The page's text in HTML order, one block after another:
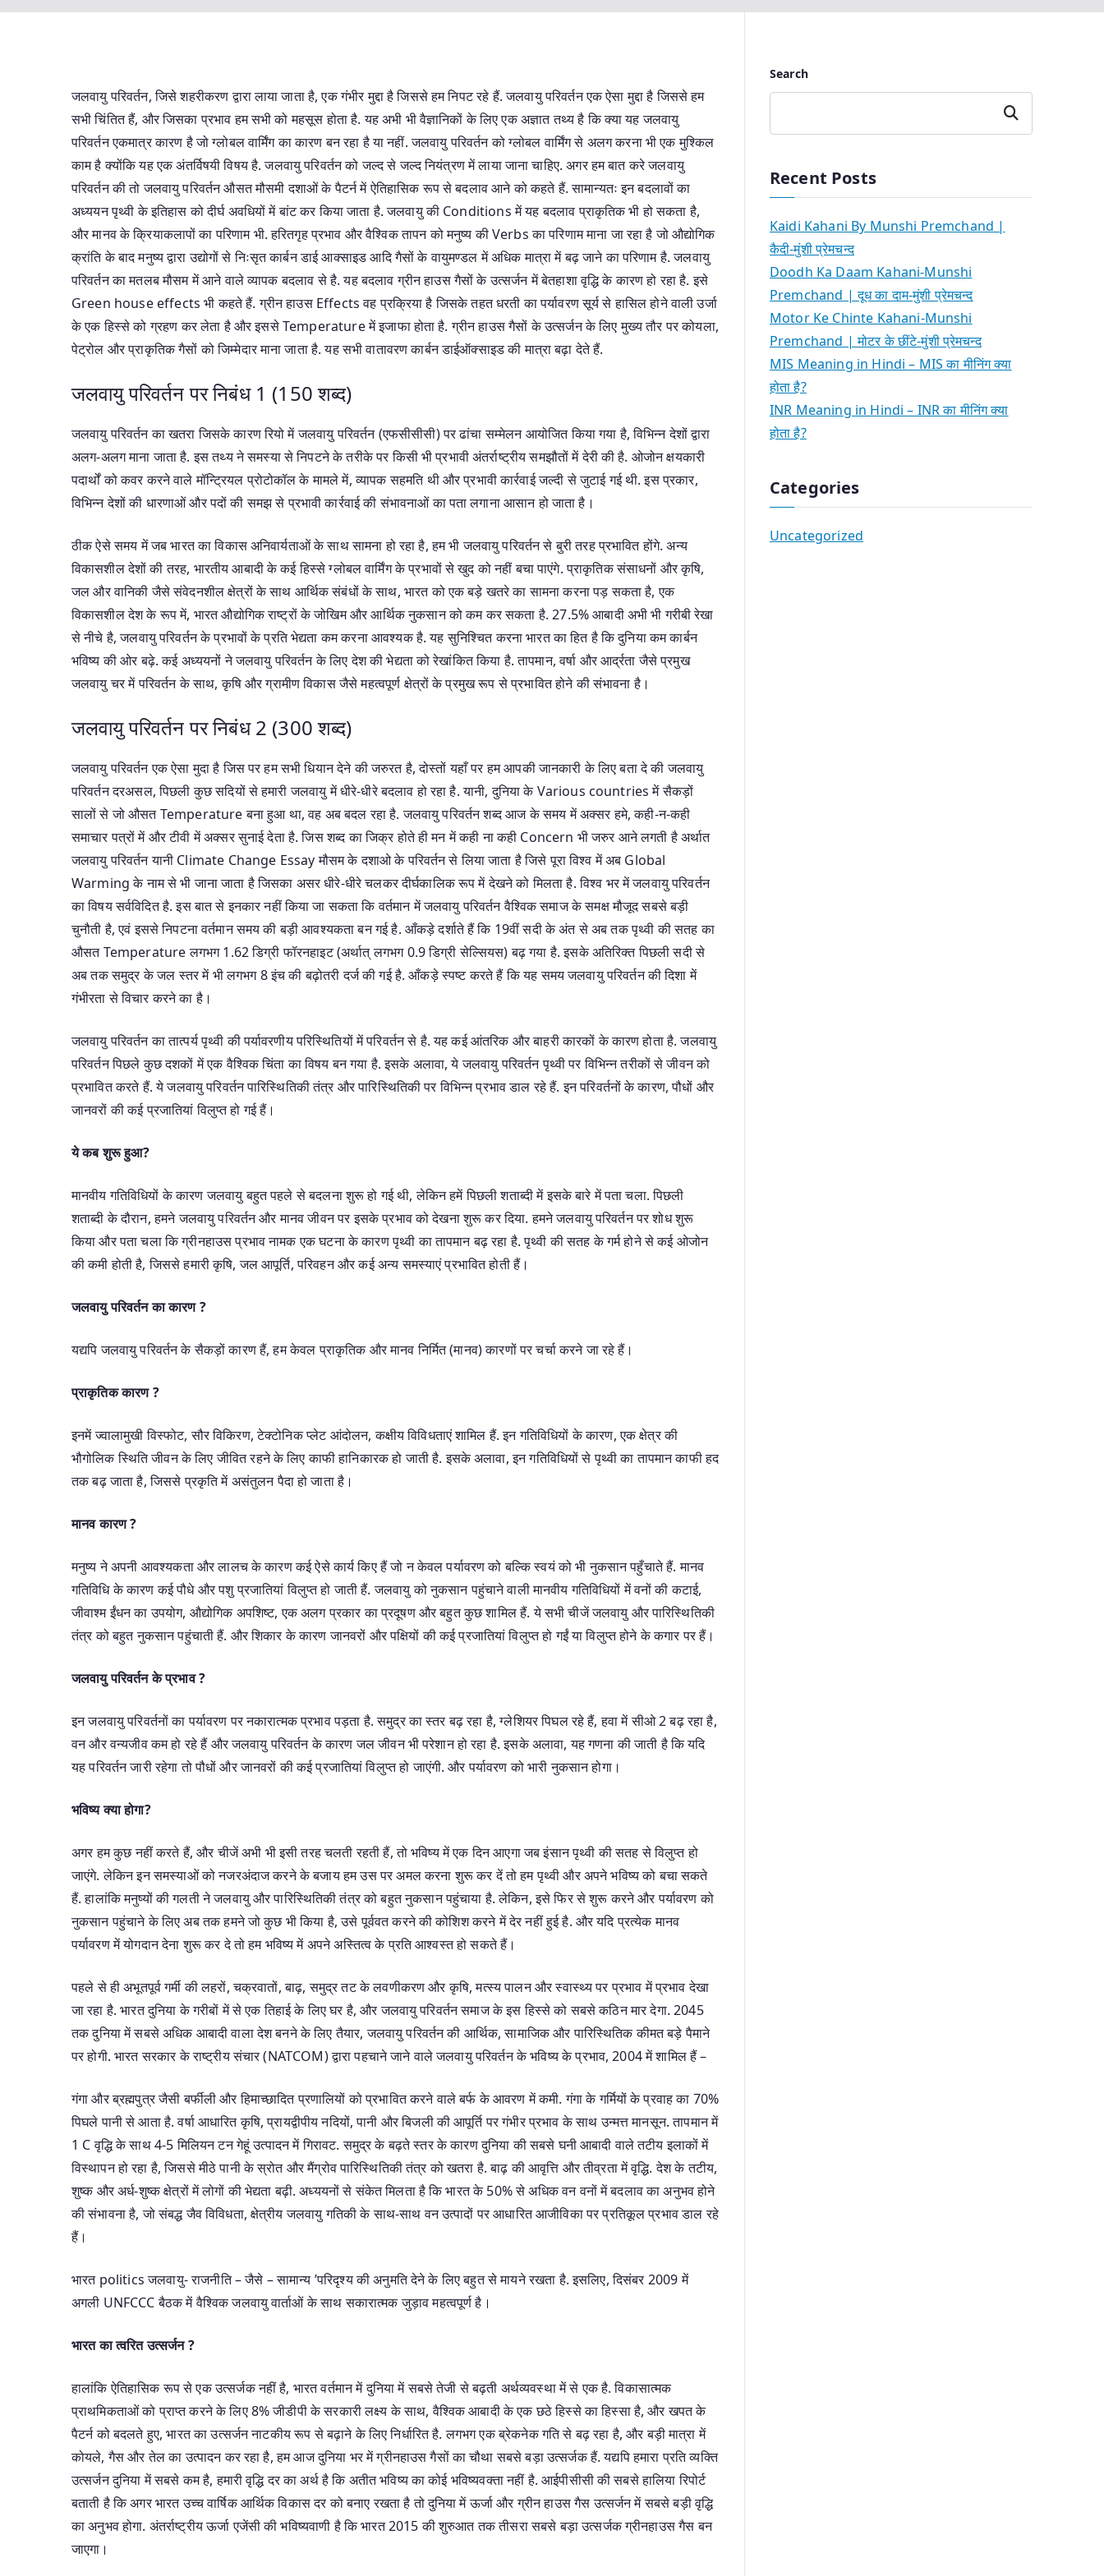
जलवायु परिवर्तन, जिसे शहरीकरण द्वारा लाया जाता है, एक गंभीर मुद्दा है जिससे हम निपट रहे हैं. जलवायु परिवर्तन एक ऐसा मुद्दा है जिससे हम
सभी चिंतित हैं, और जिसका प्रभाव हम सभी को महसूस होता है. यह अभी भी वैज्ञानिकों के लिए एक अज्ञात तथ्य है कि क्या यह जलवायु
परिवर्तन एकमात्र कारण है जो ग्लोबल वार्मिंग का कारण बन रहा है या नहीं. जलवायु परिवर्तन को ग्लोबल वार्मिंग से अलग करना भी एक मुश्किल
काम है क्योंकि यह एक अंतर्विषयी विषय है. जलवायु परिवर्तन को जल्द से जल्द नियंत्रण में लाया जाना चाहिए. अगर हम बात करे जलवायु
परिवर्तन की तो जलवायु परिवर्तन औसत मौसमी दशाओं के पैटर्न में ऐतिहासिक रूप से बदलाव आने को कहते हैं. सामान्यतः इन बदलावों का
अध्ययन पृथ्वी के इतिहास को दीर्घ अवधियों में बांट कर किया जाता है. जलवायु की Conditions में यह बदलाव प्राकृतिक भी हो सकता है,
और मानव के क्रियाकलापों का परिणाम भी. हरितगृह प्रभाव और वैश्विक तापन को मनुष्य की Verbs का परिणाम माना जा रहा है जो औद्योगिक
क्रांति के बाद मनुष्य द्वारा उद्योगों से निःसृत कार्बन डाई आक्साइड आदि गैसों के वायुमण्डल में अधिक मात्रा में बढ़ जाने का परिणाम है. जलवायु
परिवर्तन का मतलब मौसम में आने वाले व्यापक बदलाव से है. यह बदलाव ग्रीन हाउस गैसों के उत्सर्जन में बेतहाशा वृद्धि के कारण हो रहा है. इसे
Green house effects भी कहते हैं. ग्रीन हाउस Effects वह प्रक्रिया है जिसके तहत धरती का पर्यावरण सूर्य से हासिल होने वाली उर्जा
के एक हिस्से को ग्रहण कर लेता है और इससे Temperature में इजाफा होता है. ग्रीन हाउस गैसों के उत्सर्जन के लिए मुख्य तौर पर कोयला,
पेट्रोल और प्राकृतिक गैसों को जिम्मेदार माना जाता है. यह सभी वातावरण कार्बन डाईऑक्साइड की मात्रा बढ़ा देते हैं.
जलवायु परिवर्तन पर निबंध 1 (150 शब्द)
जलवायु परिवर्तन का खतरा जिसके कारण रियो में जलवायु परिवर्तन (एफसीसीसी) पर ढांचा सम्मेलन आयोजित किया गया है, विभिन्न देशों द्वारा
अलग-अलग माना जाता है. इस तथ्य ने समस्या से निपटने के तरीके पर किसी भी प्रभावी अंतर्राष्ट्रीय समझौतों में देरी की है. ओजोन क्षयकारी
पदार्थों को कवर करने वाले मॉन्ट्रियल प्रोटोकॉल के मामले में, व्यापक सहमति थी और प्रभावी कार्रवाई जल्दी से जुटाई गई थी. इस प्रकार,
विभिन्न देशों की धारणाओं और पदों की समझ से प्रभावी कार्रवाई की संभावनाओं का पता लगाना आसान हो जाता है।
ठीक ऐसे समय में जब भारत का विकास अनिवार्यताओं के साथ सामना हो रहा है, हम भी जलवायु परिवर्तन से बुरी तरह प्रभावित होंगे. अन्य
विकासशील देशों की तरह, भारतीय आबादी के कई हिस्से ग्लोबल वार्मिंग के प्रभावों से खुद को नहीं बचा पाएंगे. प्राकृतिक संसाधनों और कृषि,
जल और वानिकी जैसे संवेदनशील क्षेत्रों के साथ आर्थिक संबंधों के साथ, भारत को एक बड़े खतरे का सामना करना पड़ सकता है, एक
विकासशील देश के रूप में, भारत औद्योगिक राष्ट्रों के जोखिम और आर्थिक नुकसान को कम कर सकता है. 27.5% आबादी अभी भी गरीबी रेखा
से नीचे है, जलवायु परिवर्तन के प्रभावों के प्रति भेद्यता कम करना आवश्यक है. यह सुनिश्चित करना भारत का हित है कि दुनिया कम कार्बन
भविष्य की ओर बढ़े. कई अध्ययनों ने जलवायु परिवर्तन के लिए देश की भेद्यता को रेखांकित किया है. तापमान, वर्षा और आर्द्रता जैसे प्रमुख
जलवायु चर में परिवर्तन के साथ, कृषि और ग्रामीण विकास जैसे महत्वपूर्ण क्षेत्रों के प्रमुख रूप से प्रभावित होने की संभावना है।
जलवायु परिवर्तन पर निबंध 2 (300 शब्द)
जलवायु परिवर्तन एक ऐसा मुदा है जिस पर हम सभी धियान देने की जरुरत है, दोस्तों यहाँ पर हम आपकी जानकारी के लिए बता दे की जलवायु
परिवर्तन दरअसल, पिछली कुछ सदियों से हमारी जलवायु में धीरे-धीरे बदलाव हो रहा है. यानी, दुनिया के Various countries में सैकड़ों
सालों से जो औसत Temperature बना हुआ था, वह अब बदल रहा है. जलवायु परिवर्तन शब्द आज के समय में अक्सर हमे, कही-न-कही
समाचार पत्रों में और टीवी में अक्सर सुनाई देता है. जिस शब्द का जिक्र होते ही मन में कही ना कही Concern भी जरुर आने लगती है अर्थात
जलवायु परिवर्तन यानी Climate Change Essay मौसम के दशाओ के परिवर्तन से लिया जाता है जिसे पूरा विश्व में अब Global
Warming के नाम से भी जाना जाता है जिसका असर धीरे-धीरे चलकर दीर्घकालिक रूप में देखने को मिलता है. विश्व भर में जलवायु परिवर्तन
का विषय सर्वविदित है. इस बात से इनकार नहीं किया जा सकता कि वर्तमान में जलवायु परिवर्तन वैश्विक समाज के समक्ष मौजूद सबसे बड़ी
चुनौती है, एवं इससे निपटना वर्तमान समय की बड़ी आवश्यकता बन गई है. आँकड़े दर्शाते हैं कि 19वीं सदी के अंत से अब तक पृथ्वी की सतह का
औसत Temperature लगभग 1.62 डिग्री फॉरनहाइट (अर्थात् लगभग 0.9 डिग्री सेल्सियस) बढ़ गया है. इसके अतिरिक्त पिछली सदी से
अब तक समुद्र के जल स्तर में भी लगभग 8 इंच की बढ़ोतरी दर्ज की गई है. आँकड़े स्पष्ट करते हैं कि यह समय जलवायु परिवर्तन की दिशा में
गंभीरता से विचार करने का है।
जलवायु परिवर्तन का तात्पर्य पृथ्वी की पर्यावरणीय परिस्थितियों में परिवर्तन से है. यह कई आंतरिक और बाहरी कारकों के कारण होता है. जलवायु
परिवर्तन पिछले कुछ दशकों में एक वैश्विक चिंता का विषय बन गया है. इसके अलावा, ये जलवायु परिवर्तन पृथ्वी पर विभिन्न तरीकों से जीवन को
प्रभावित करते हैं. ये जलवायु परिवर्तन पारिस्थितिकी तंत्र और पारिस्थितिकी पर विभिन्न प्रभाव डाल रहे हैं. इन परिवर्तनों के कारण, पौधों और
जानवरों की कई प्रजातियां विलुप्त हो गई हैं।
ये कब शुरू हुआ?
मानवीय गतिविधियों के कारण जलवायु बहुत पहले से बदलना शुरू हो गई थी, लेकिन हमें पिछली शताब्दी में इसके बारे में पता चला. पिछली
शताब्दी के दौरान, हमने जलवायु परिवर्तन और मानव जीवन पर इसके प्रभाव को देखना शुरू कर दिया. हमने जलवायु परिवर्तन पर शोध शुरू
किया और पता चला कि ग्रीनहाउस प्रभाव नामक एक घटना के कारण पृथ्वी का तापमान बढ़ रहा है. पृथ्वी की सतह के गर्म होने से कई ओजोन
की कमी होती है, जिससे हमारी कृषि, जल आपूर्ति, परिवहन और कई अन्य समस्याएं प्रभावित होती हैं।
जलवायु परिवर्तन का कारण ?
यद्यपि जलवायु परिवर्तन के सैकड़ों कारण हैं, हम केवल प्राकृतिक और मानव निर्मित (मानव) कारणों पर चर्चा करने जा रहे हैं।
प्राकृतिक कारण ?
इनमें ज्वालामुखी विस्फोट, सौर विकिरण, टेक्टोनिक प्लेट आंदोलन, कक्षीय विविधताएं शामिल हैं. इन गतिविधियों के कारण, एक क्षेत्र की
भौगोलिक स्थिति जीवन के लिए जीवित रहने के लिए काफी हानिकारक हो जाती है. इसके अलावा, इन गतिविधियों से पृथ्वी का तापमान काफी हद
तक बढ़ जाता है, जिससे प्रकृति में असंतुलन पैदा हो जाता है।
मानव कारण ?
मनुष्य ने अपनी आवश्यकता और लालच के कारण कई ऐसे कार्य किए हैं जो न केवल पर्यावरण को बल्कि स्वयं को भी नुकसान पहुँचाते हैं. मानव
गतिविधि के कारण कई पौधे और पशु प्रजातियां विलुप्त हो जाती हैं. जलवायु को नुकसान पहुंचाने वाली मानवीय गतिविधियों में वनों की कटाई,
जीवाश्म ईंधन का उपयोग, औद्योगिक अपशिष्ट, एक अलग प्रकार का प्रदूषण और बहुत कुछ शामिल हैं. ये सभी चीजें जलवायु और पारिस्थितिकी
तंत्र को बहुत नुकसान पहुंचाती हैं. और शिकार के कारण जानवरों और पक्षियों की कई प्रजातियां विलुप्त हो गईं या विलुप्त होने के कगार पर हैं।
जलवायु परिवर्तन के प्रभाव ?
इन जलवायु परिवर्तनों का पर्यावरण पर नकारात्मक प्रभाव पड़ता है. समुद्र का स्तर बढ़ रहा है, ग्लेशियर पिघल रहे हैं, हवा में सीओ 2 बढ़ रहा है,
वन और वन्यजीव कम हो रहे हैं और जलवायु परिवर्तन के कारण जल जीवन भी परेशान हो रहा है. इसके अलावा, यह गणना की जाती है कि यदि
यह परिवर्तन जारी रहेगा तो पौधों और जानवरों की कई प्रजातियां विलुप्त हो जाएंगी. और पर्यावरण को भारी नुकसान होगा।
भविष्य क्या होगा?
अगर हम कुछ नहीं करते हैं, और चीजें अभी भी इसी तरह चलती रहती हैं, तो भविष्य में एक दिन आएगा जब इंसान पृथ्वी की सतह से विलुप्त हो
जाएंगे. लेकिन इन समस्याओं को नजरअंदाज करने के बजाय हम उस पर अमल करना शुरू कर दें तो हम पृथ्वी और अपने भविष्य को बचा सकते
हैं. हालांकि मनुष्यों की गलती ने जलवायु और पारिस्थितिकी तंत्र को बहुत नुकसान पहुंचाया है. लेकिन, इसे फिर से शुरू करने और पर्यावरण को
नुकसान पहुंचाने के लिए अब तक हमने जो कुछ भी किया है, उसे पूर्ववत करने की कोशिश करने में देर नहीं हुई है. और यदि प्रत्येक मानव
पर्यावरण में योगदान देना शुरू कर दे तो हम भविष्य में अपने अस्तित्व के प्रति आश्वस्त हो सकते हैं।
पहले से ही अभूतपूर्व गर्मी की लहरों, चक्रवातों, बाढ़, समुद्र तट के लवणीकरण और कृषि, मत्स्य पालन और स्वास्थ्य पर प्रभाव में प्रभाव देखा
जा रहा है. भारत दुनिया के गरीबों में से एक तिहाई के लिए घर है, और जलवायु परिवर्तन समाज के इस हिस्से को सबसे कठिन मार देगा. 2045
तक दुनिया में सबसे अधिक आबादी वाला देश बनने के लिए तैयार, जलवायु परिवर्तन की आर्थिक, सामाजिक और पारिस्थितिक कीमत बड़े पैमाने
पर होगी. भारत सरकार के राष्ट्रीय संचार (NATCOM) द्वारा पहचाने जाने वाले जलवायु परिवर्तन के भविष्य के प्रभाव, 2004 में शामिल हैं –
गंगा और ब्रह्मपुत्र जैसी बर्फीली और हिमाच्छादित प्रणालियों को प्रभावित करने वाले बर्फ के आवरण में कमी. गंगा के गर्मियों के प्रवाह का 70%
पिघले पानी से आता है. वर्षा आधारित कृषि, प्रायद्वीपीय नदियों, पानी और बिजली की आपूर्ति पर गंभीर प्रभाव के साथ उन्मत्त मानसून. तापमान में
1 C वृद्धि के साथ 4-5 मिलियन टन गेहूं उत्पादन में गिरावट. समुद्र के बढ़ते स्तर के कारण दुनिया की सबसे घनी आबादी वाले तटीय इलाकों में
विस्थापन हो रहा है, जिससे मीठे पानी के स्रोत और मैंग्रोव पारिस्थितिकी तंत्र को खतरा है. बाढ़ की आवृत्ति और तीव्रता में वृद्धि. देश के तटीय,
शुष्क और अर्ध-शुष्क क्षेत्रों में लोगों की भेद्यता बढ़ी. अध्ययनों से संकेत मिलता है कि भारत के 50% से अधिक वन वनों में बदलाव का अनुभव होने
की संभावना है, जो संबद्ध जैव विविधता, क्षेत्रीय जलवायु गतिकी के साथ-साथ वन उत्पादों पर आधारित आजीविका पर प्रतिकूल प्रभाव डाल रहे
हैं।
भारत politics जलवायु- राजनीति – जैसे – सामान्य ’परिदृश्य की अनुमति देने के लिए बहुत से मायने रखता है. इसलिए, दिसंबर 2009 में
अगली UNFCCC बैठक में वैश्विक जलवायु वार्ताओं के साथ सकारात्मक जुड़ाव महत्वपूर्ण है।
भारत का त्वरित उत्सर्जन ?
हालांकि ऐतिहासिक रूप से एक उत्सर्जक नहीं है, भारत वर्तमान में दुनिया में सबसे तेजी से बढ़ती अर्थव्यवस्था में से एक है. विकासात्मक
प्राथमिकताओं को प्राप्त करने के लिए 8% जीडीपी के सरकारी लक्ष्य के साथ, वैश्विक आबादी के एक छठे हिस्से का हिस्सा है, और खपत के
पैटर्न को बदलते हुए, भारत का उत्सर्जन नाटकीय रूप से बढ़ाने के लिए निर्धारित है. लगभग एक ब्रेकनेक गति से बढ़ रहा है, और बड़ी मात्रा में
कोयले, गैस और तेल का उत्पादन कर रहा है, हम आज दुनिया भर में ग्रीनहाउस गैसों का चौथा सबसे बड़ा उत्सर्जक हैं. यद्यपि हमारा प्रति व्यक्ति
उत्सर्जन दुनिया में सबसे कम है, हमारी वृद्धि दर का अर्थ है कि अतीत भविष्य का कोई भविष्यवक्ता नहीं है. आईपीसीसी की सबसे हालिया रिपोर्ट
बताती है कि अगर भारत उच्च वार्षिक आर्थिक विकास दर को बनाए रखता है तो दुनिया में ऊर्जा और ग्रीन हाउस गैस उत्सर्जन में सबसे बड़ी वृद्धि
का अनुभव होगा. अंतर्राष्ट्रीय ऊर्जा एजेंसी की भविष्यवाणी है कि भारत 2015 की शुरुआत तक तीसरा सबसे बड़ा उत्सर्जक ग्रीनहाउस गैस बन
जाएगा।
Search
Search
Recent Posts
Kaidi Kahani By Munshi Premchand |
कैदी-मुंशी प्रेमचन्द
Doodh Ka Daam Kahani-Munshi
Premchand | दूध का दाम-मुंशी प्रेमचन्द
Motor Ke Chinte Kahani-Munshi
Premchand | मोटर के छींटे-मुंशी प्रेमचन्द
MIS Meaning in Hindi – MIS का मीनिंग क्या
होता है?
INR Meaning in Hindi – INR का मीनिंग क्या
होता है?
Categories
Uncategorized